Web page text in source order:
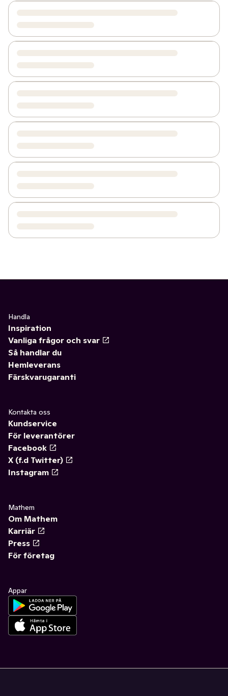
Handla
Inspiration
Vanliga frågor och svar
Så handlar du
Hemleverans
Färskvarugaranti
Kontakta oss
Kundservice
För leverantörer
Facebook
X (f.d Twitter)
Instagram
Mathem
Om Mathem
Karriär
Press
För företag
Appar